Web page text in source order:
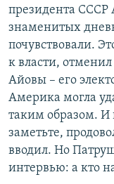
президента СССР
знаменитых
почувствовали.
к власти,
Айовы – его
Америка могла
таким образом. И
заметьте,
вводил. Но
интервью: а кто